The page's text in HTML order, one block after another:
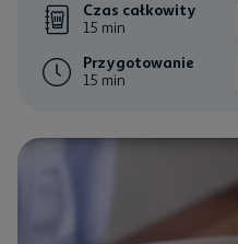
Czas całkowity
15 min
Przygotowanie
15 min